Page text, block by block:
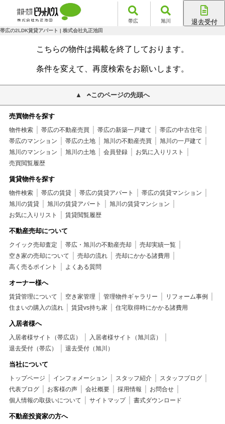
帯広 旭川 退去受付
帯広の2LDK賃貸アパート | 株式会社丸正池田
こちらの物件は掲載を終了しております。
条件を変えて、再度検索をお願いします。
このページの先頭へ
売買物件を探す
物件検索 帯広の不動産売買 帯広の新築一戸建て
帯広の中古住宅
帯広のマンション
帯広の土地 旭川の不動産売買
旭川の一戸建て
旭川のマンション
旭川の土地 会員登録
お気に入りリスト
売買閲覧履歴
賃貸物件を探す
物件検索 帯広の賃貸 帯広の賃貸アパート
帯広の賃貸マンション
旭川の賃貸
旭川の賃貸アパート
旭川の賃貸マンション
お気に入りリスト
賃貸閲覧履歴
不動産売却について
クイック売却査定 帯広・旭川の不動産売却
売却実績一覧
空き家の売却について
売却の流れ
売却にかかる諸費用
高く売るポイント
よくある質問
オーナー様へ
賃貸管理について 空き家管理 管理物件ギャラリー
リフォーム事例
住まいの購入の流れ
賃貸vs持ち家 住宅取得時にかかる諸費用
入居者様へ
入居者様サイト（帯広店）
入居者様サイト（旭川店）
退去受付（帯広）
退去受付（旭川）
当社について
トップページ インフォメーション スタッフ紹介
スタッフブログ
代表ブログ
お客様の声 会社概要 採用情報
お問合せ
個人情報の取扱いについて
サイトマップ 書式ダウンロード
不動産投資家の方へ